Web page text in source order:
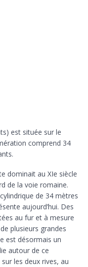
est située sur le
comprend 34
dominait au XIe siècle
de la voie romaine.
de 34 mètres
aujourd’hui. Des
au fur et à mesure
plusieurs grandes
est désormais un
autour de ce
les deux rives, au